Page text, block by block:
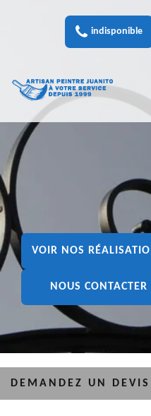
indisponible
VOIR NOS
NOUS CONTACTER
DEMANDEZ UN